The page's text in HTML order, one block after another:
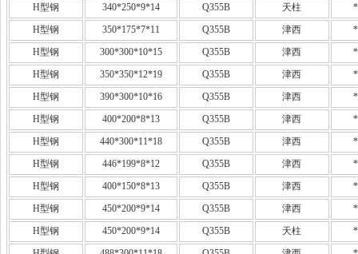
H型钢
340*250*9*14 Q355B 天柱
H型钢
350*175*7*11 Q355B 津西
H型钢
300*300*10*15 Q355B 津西
H型钢
350*350*12*19 Q355B 津西
H型钢
390*300*10*16 Q355B 津西
H型钢
400*200*8*13 Q355B 津西
H型钢
440*300*11*18 Q355B 津西
H型钢
446*199*8*12 Q355B 津西
H型钢
400*150*8*13 Q355B 津西
H型钢
450*200*9*14 Q355B 津西
H型钢
450*200*9*14 Q355B 天柱